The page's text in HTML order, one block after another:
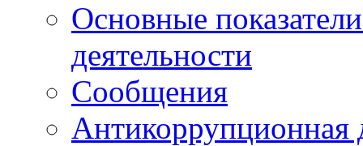
Основные
деятельности
Сообщения
Антикоррупционная